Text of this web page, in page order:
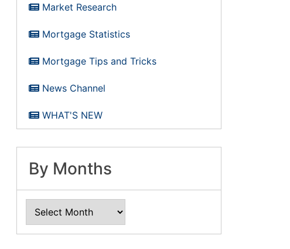
Market Research
Mortgage Statistics
Mortgage Tips and Tricks
News Channel
WHAT'S NEW
By Months